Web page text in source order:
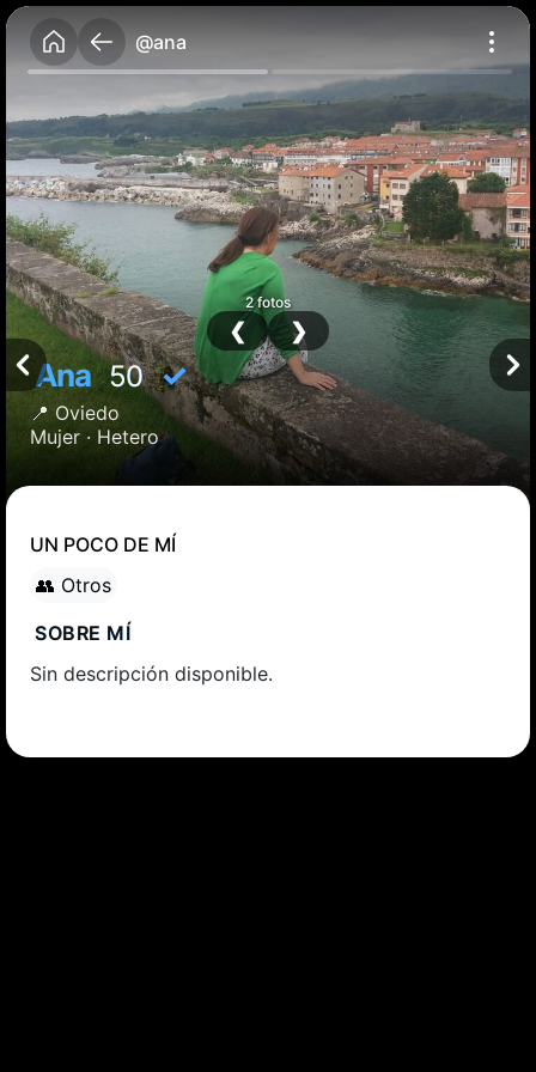
@ana
Ana50✓
📍Oviedo
Mujer · Hetero
2 fotos
❮ ❯
UN POCO DE MÍ
👥 Otros
SOBRE MÍ
Sin descripción disponible.